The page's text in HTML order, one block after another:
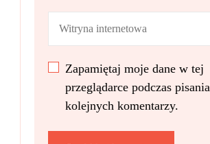
Zapamiętaj moje dane w tej
przeglądarce podczas pisania
kolejnych komentarzy.